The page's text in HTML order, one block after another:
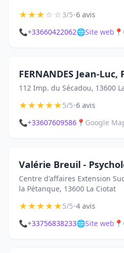
★★★☆☆3/5•6 avis
📞+33660422062🌐Site web 📍
FERNANDES Jean-
112 Imp. du Sécadou, 13600
★★★★★5/5•6 avis
📞+33607609586 📍 Google
Valérie Breuil -
Centre d'affaires Extension
la Pétanque, 13600 La Ciotat
★★★★★5/5•4 avis
📞+33756838233🌐Site web 📍